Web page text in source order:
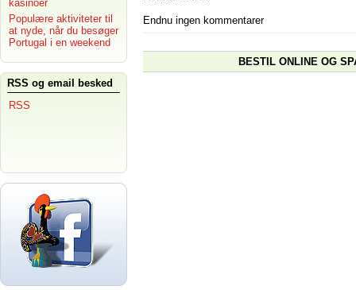
kasinoer
Populære aktiviteter til
at nyde, når du besøger
Portugal i en weekend
RSS og email besked
RSS
Endnu ingen kommentarer
BESTIL ONLINE OG